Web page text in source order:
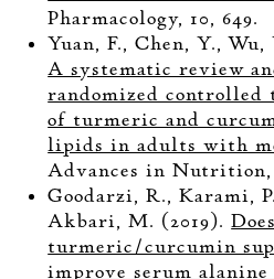
Pharmacology, 10, 649.
Yuan, F., Chen, Y.,
A systematic review
randomized
of turmeric and
lipids in adults with
Advances in Nutrition,
Goodarzi, R., Karami,
Akbari, M. (2019).Does
turmeric/curcumin
improve serum alanine